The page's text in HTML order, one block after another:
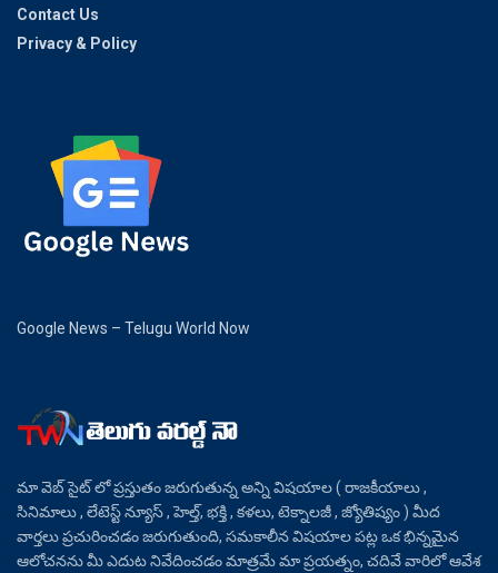
Contact Us
Privacy & Policy
Google News – Telugu World Now
మా వెబ్ సైట్ లో ప్రస్తుతం జరుగుతున్న అన్ని విషయాల ( రాజకీయాలు ,
సినిమాలు , లేటెస్ట్ న్యూస్ , హెల్త్, భక్తి , కళలు, టెక్నాలజీ , జ్యోతిష్యం ) మీద
వార్తలు ప్రచురించడం జరుగుతుంది, సమకాలీన విషయాల పట్ల ఒక భిన్నమైన
ఆలోచనను మీ ఎదుట నివేదించడం మాత్రమే మా ప్రయత్నం, చదివే వారిలో ఆవేశ